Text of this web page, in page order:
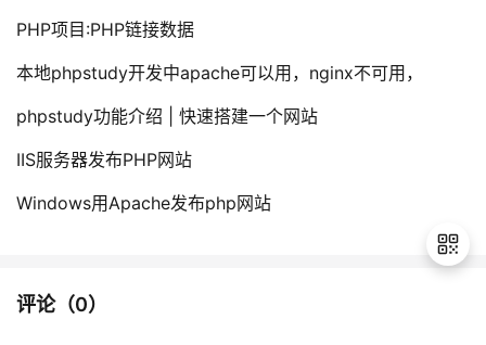
PHP项目:PHP链接数据
本地phpstudy开发中apache可以用，nginx不可用，
phpstudy功能介绍 | 快速搭建一个网站
IIS服务器发布PHP网站
Windows用Apache发布php网站
评论（0）